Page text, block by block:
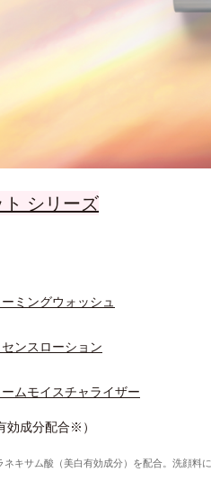
シリーズ
ミングウォッシュ
ンスローション
ムモイスチャライザー
効成分配合※）
キサム酸（美白有効成分）を配合。洗顔料